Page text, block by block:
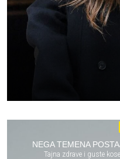
NEGA TEMENA
Tajna zdrave i guste